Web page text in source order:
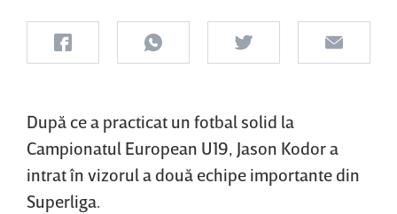
După ce a practicat un fotbal solid la
Campionatul European U19, Jason Kodor a
intrat în vizorul a două echipe importante din
Superliga.